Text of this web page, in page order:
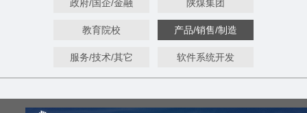
政府/国企/金融 陕煤集团
教育院校 产品/销售/制造
服务/技术/其它 软件系统开发